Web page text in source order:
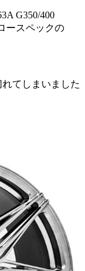
G350/400
ースペックの
てしまいました